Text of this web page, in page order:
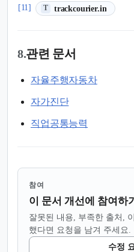
[11] T trackcourier.in
(새 탭에서 열림)
8.관련 문서
자율주행자동차
자가진단
직업공통능력
참여
이 문서 개선에 참여하기
잘못된 내용, 부족한 출처,
했다면 요청을 남겨 주세요.
수정